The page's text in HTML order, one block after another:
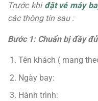
Trước khi đặt vé máy
các thông tin sau :
Bước 1: Chuẩn bị đầy
Tên khách ( mang
Ngày bay:
Hành trình: